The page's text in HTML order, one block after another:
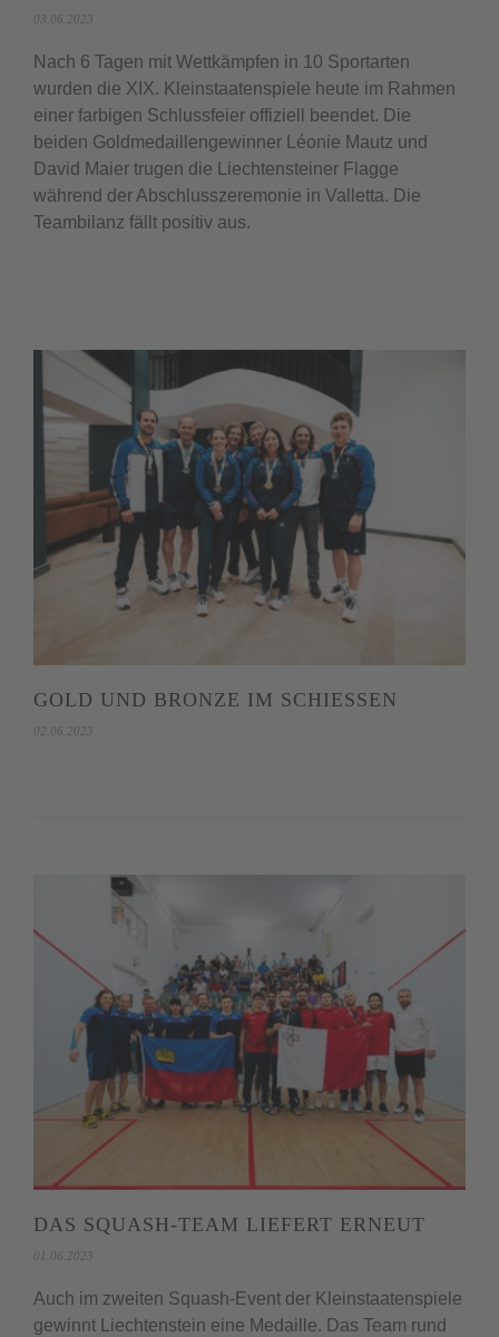
03.06.2023
Nach 6 Tagen mit Wettkämpfen in 10 Sportarten
wurden die XIX. Kleinstaatenspiele heute im Rahmen
einer farbigen Schlussfeier offiziell beendet. Die
beiden Goldmedaillengewinner Léonie Mautz und
David Maier trugen die Liechtensteiner Flagge
während der Abschlusszeremonie in Valletta. Die
Teambilanz fällt positiv aus.
GOLD UND BRONZE IM SCHIESSEN
02.06.2023
DAS SQUASH-TEAM LIEFERT ERNEUT
01.06.2023
Auch im zweiten Squash-Event der Kleinstaatenspiele
gewinnt Liechtenstein eine Medaille. Das Team rund